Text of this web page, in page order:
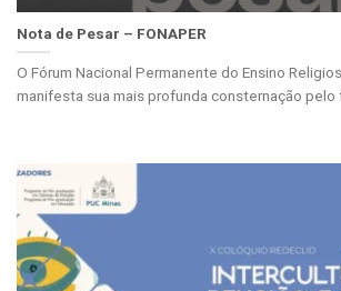
Nota de Pesar – FONAPER
O Fórum Nacional Permanente do Ensino
manifesta sua mais profunda consternação pelo